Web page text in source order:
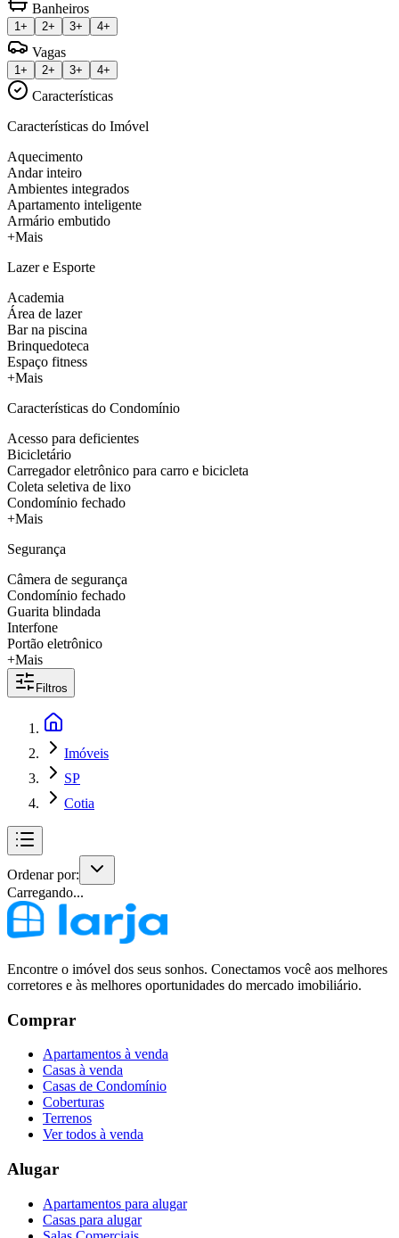
Banheiros
1+ 2+ 3+ 4+
Vagas
1+ 2+ 3+ 4+
Características
Características do Imóvel
Aquecimento
Andar inteiro
Ambientes integrados
Apartamento inteligente
Armário embutido
+Mais
Lazer e Esporte
Academia
Área de lazer
Bar na piscina
Brinquedoteca
Espaço fitness
+Mais
Características do Condomínio
Acesso para deficientes
Bicicletário
Carregador eletrônico para carro e bicicleta
Coleta seletiva de lixo
Condomínio fechado
+Mais
Segurança
Câmera de segurança
Condomínio fechado
Guarita blindada
Interfone
Portão eletrônico
+Mais
Filtros
Imóveis
SP
Cotia
Ordenar por:
Carregando...
Encontre o imóvel dos seus sonhos. Conectamos você aos melhores
corretores e às melhores oportunidades do mercado imobiliário.
Comprar
Apartamentos à venda
Casas à venda
Casas de Condomínio
Coberturas
Terrenos
Ver todos à venda
Alugar
Apartamentos para alugar
Casas para alugar